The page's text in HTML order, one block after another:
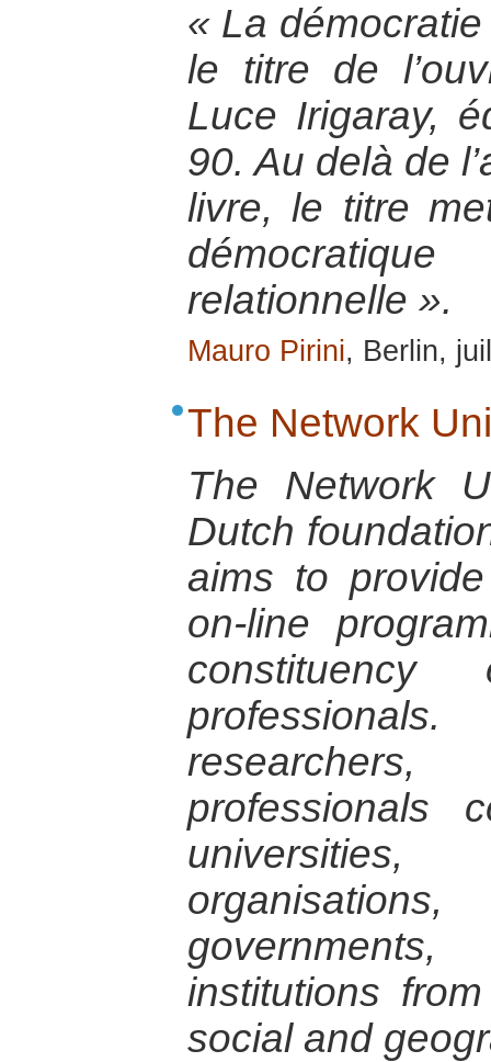
« La
le titre de
Luce Irigaray,
90. Au delà de
livre, le titre
relationnelle ».
Mauro Pirini, Berlin,
The Network
The Network
Dutch
aims to
on-line
professionals
institutions
social and